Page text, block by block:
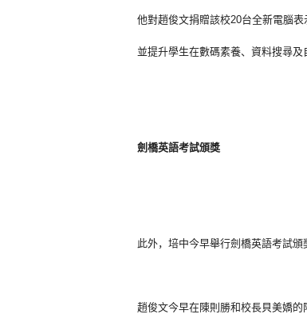
他對趙俊文捐贈該校20台全新電腦表
並提升學生在數碼素養、 資料搜尋及
劍橋英語考試頒獎
此外，培中今早舉行劍橋英語考試頒
趙俊文今早在陳則勝和校長貝美嬌的